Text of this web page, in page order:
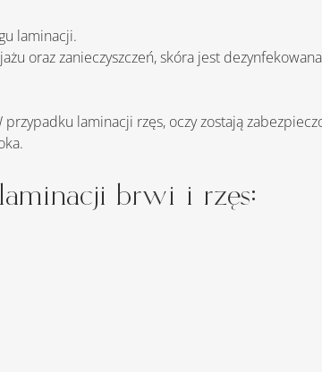
laminacji.
oraz zanieczyszczeń, skóra jest
brwi i rzęs: